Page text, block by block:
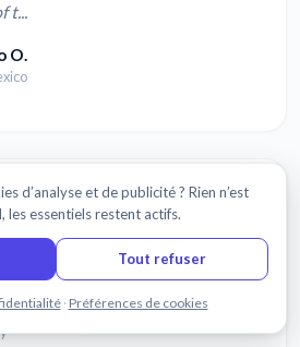
t...
O.
and translation features are
, I'm very impressed.
B. Discuter avec nous
d’analyse et de publicité ? Rien n’est
les essentiels restent actifs.
Tout refuser
· Préférences de cookies